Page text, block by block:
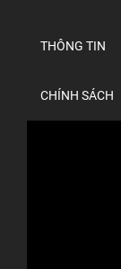
THÔNG TIN
CHÍNH SÁCH